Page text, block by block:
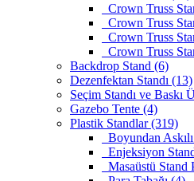
Crown Truss
Crown Truss
Crown Truss
Crown Truss
Backdrop Stand (6)
Dezenfektan Standı (13)
Seçim Standı ve Baskı
Gazebo Tente (4)
Plastik Standlar (319)
Boyundan
Enjeksiyon
Masaüstü Stand